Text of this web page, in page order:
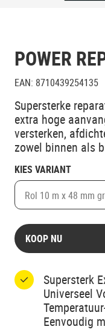
POWER
EAN: 8710439254135
Supersterke
extra hoge
versterken,
zowel binnen als
KIES VARIANT
Rol 10 m x 48 mm
KOOP NU
Supersterk
Universeel
Eenvoudig